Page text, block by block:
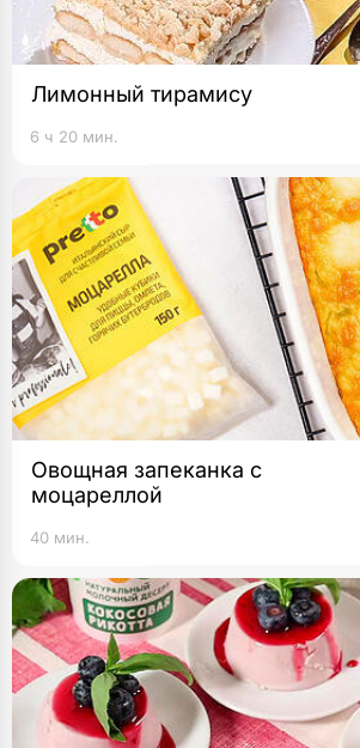
Лимонный тирамису
6 ч 20 мин.
Овощная запеканка с
моцареллой
40 мин.